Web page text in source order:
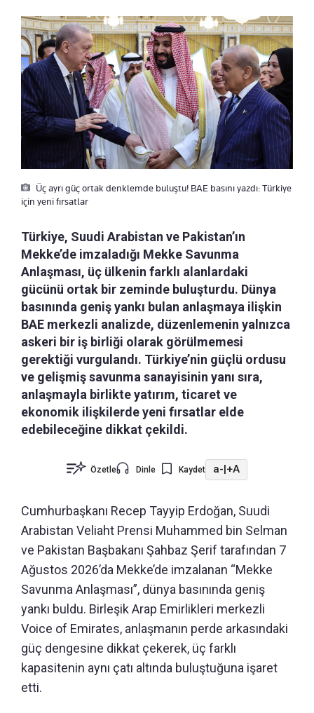
Üç ayrı güç ortak denklemde buluştu! BAE basını yazdı: Türkiye
için yeni fırsatlar
Türkiye, Suudi Arabistan ve Pakistan’ın
Mekke’de imzaladığı Mekke Savunma
Anlaşması, üç ülkenin farklı alanlardaki
gücünü ortak bir zeminde buluşturdu. Dünya
basınında geniş yankı bulan anlaşmaya ilişkin
BAE merkezli analizde, düzenlemenin yalnızca
askeri bir iş birliği olarak görülmemesi
gerektiği vurgulandı. Türkiye’nin güçlü ordusu
ve gelişmiş savunma sanayisinin yanı sıra,
anlaşmayla birlikte yatırım, ticaret ve
ekonomik ilişkilerde yeni fırsatlar elde
edebileceğine dikkat çekildi.
Özetle Dinle Kaydet a- +A
Cumhurbaşkanı Recep Tayyip Erdoğan, Suudi
Arabistan Veliaht Prensi Muhammed bin Selman
ve Pakistan Başbakanı Şahbaz Şerif tarafından 7
Ağustos 2026’da Mekke’de imzalanan “Mekke
Savunma Anlaşması”, dünya basınında geniş
yankı buldu. Birleşik Arap Emirlikleri merkezli
Voice of Emirates, anlaşmanın perde arkasındaki
güç dengesine dikkat çekerek, üç farklı
kapasitenin aynı çatı altında buluştuğuna işaret
etti.